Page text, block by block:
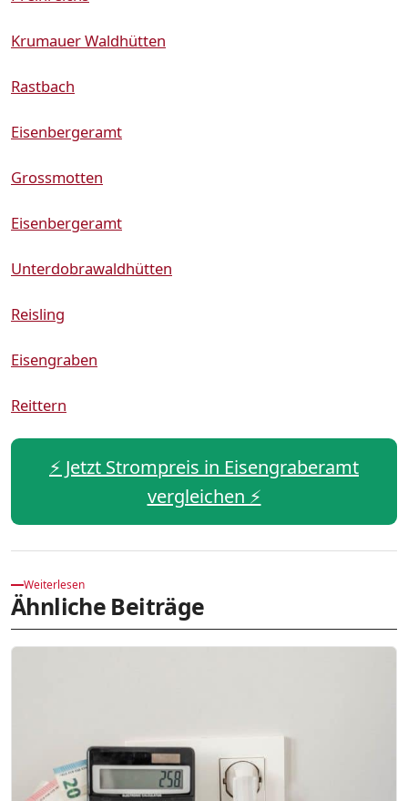
Krumauer Waldhütten
Rastbach
Eisenbergeramt
Grossmotten
Eisenbergeramt
Unterdobrawaldhütten
Reisling
Eisengraben
Reittern
⚡️ Jetzt Strompreis in Eisengraberamt
vergleichen ⚡️
Weiterlesen
Ähnliche Beiträge